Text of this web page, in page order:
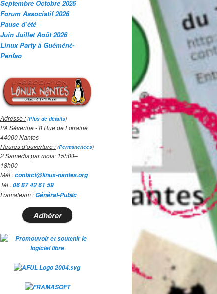
Septembre Octobre 2026
Forum Associatif 2026
Pause d’été
Juin Juillet Août 2026
Linux Party à Guéméné-
Penfao
Adresse : (Plus de détails)
PA Séverine - 8 Rue de Lorraine
44000 Nantes
Heures d’ouverture : (Permanences)
2 Samedis par mois: 15h00–
18h00
Mèl :contact@linux-nantes.org
Tél :06 87 42 61 59
Framateam :Général-Public
Adhérer